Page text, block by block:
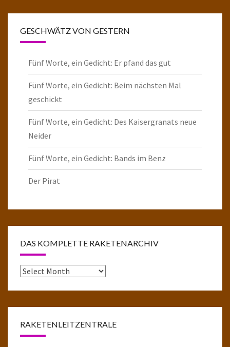
GESCHWÄTZ VON GESTERN
Fünf Worte, ein Gedicht: Er pfand das gut
Fünf Worte, ein Gedicht: Beim nächsten Mal
geschickt
Fünf Worte, ein Gedicht: Des Kaisergranats neue
Neider
Fünf Worte, ein Gedicht: Bands im Benz
Der Pirat
DAS KOMPLETTE RAKETENARCHIV
Das
RAKETENLEITZENTRALE